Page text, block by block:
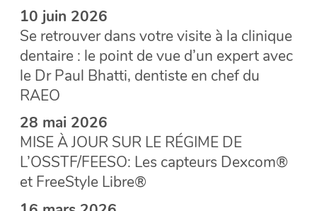
10 juin 2026
Se retrouver dans votre visite à la clinique
dentaire : le point de vue d’un expert avec
le Dr Paul Bhatti, dentiste en chef du
RAEO
28 mai 2026
MISE À JOUR SUR LE RÉGIME DE
L’OSSTF/FEESO: Les capteurs Dexcom®
et FreeStyle Libre®